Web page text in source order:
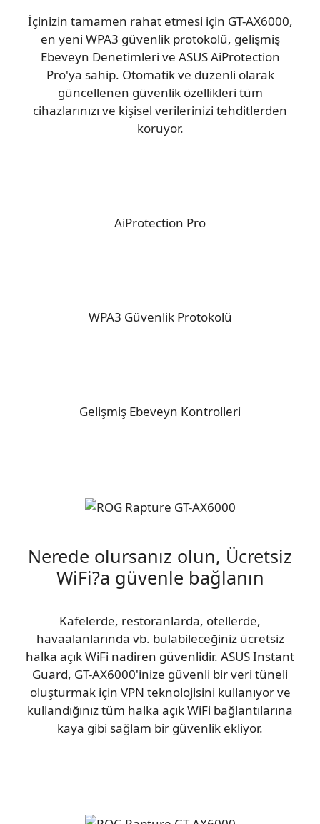
İçinizin tamamen rahat etmesi için GT-AX6000,
en yeni WPA3 güvenlik protokolü, gelişmiş
Ebeveyn Denetimleri ve ASUS AiProtection
Pro'ya sahip. Otomatik ve düzenli olarak
güncellenen güvenlik özellikleri tüm
cihazlarınızı ve kişisel verilerinizi tehditlerden
koruyor.
AiProtection Pro
WPA3 Güvenlik Protokolü
Gelişmiş Ebeveyn Kontrolleri
Nerede olursanız olun, Ücretsiz
WiFi?a güvenle bağlanın
Kafelerde, restoranlarda, otellerde,
havaalanlarında vb. bulabileceğiniz ücretsiz
halka açık WiFi nadiren güvenlidir. ASUS Instant
Guard, GT-AX6000'inize güvenli bir veri tüneli
oluşturmak için VPN teknolojisini kullanıyor ve
kullandığınız tüm halka açık WiFi bağlantılarına
kaya gibi sağlam bir güvenlik ekliyor.